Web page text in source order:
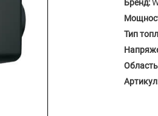
Бренд:
Тип